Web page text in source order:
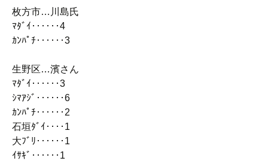
枚方市…川島氏
ﾏﾀﾞｲ‥‥‥4
ｶﾝﾊﾟﾁ‥‥‥3
生野区…濱さん
ﾏﾀﾞｲ‥‥‥3
ｼﾏｱｼﾞ‥‥‥6
ｶﾝﾊﾟﾁ‥‥‥2
石垣ﾀﾞｲ‥‥1
大ﾌﾞﾘ‥‥‥1
ｲｻｷﾞ‥‥‥1